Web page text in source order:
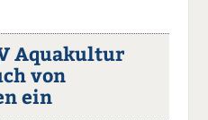
Aquakultur
von
ein